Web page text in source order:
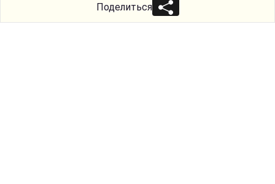
Поделиться